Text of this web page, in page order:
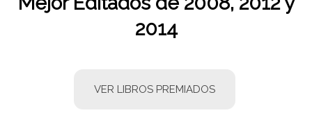
2014
VER LIBROS PREMIADOS